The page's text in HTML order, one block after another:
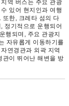
역 버스는 주요 관광
있어 현지인과 여행
또한, 크레타 섬의 다
정기적으로 운행되어
행되며, 주요 관광지
자유롭게 이동하기를
연경관과 외곽 지역
관이 뛰어난 해변을 방